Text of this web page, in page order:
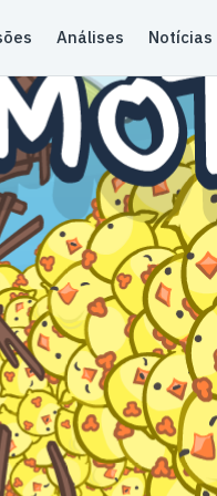
Análises Notícias